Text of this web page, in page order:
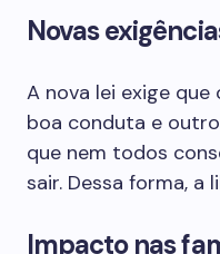
Novas
A nova lei exige
boa conduta e
que nem todos
sair. Dessa forma, a
Impacto nas